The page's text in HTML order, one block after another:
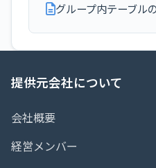
グループ内テーブル
提供元会社について
会社概要
経営メンバー